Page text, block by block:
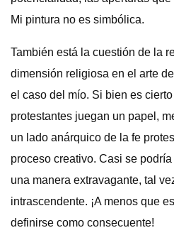
Mi pintura no es simbólica.
También está la cuestión de la
dimensión religiosa en el arte
el caso del mío. Si bien es
protestantes juegan un papel,
un lado anárquico de la fe
proceso creativo. Casi se
una manera extravagante, tal
intrascendente. ¡A menos que
definirse como consecuente!